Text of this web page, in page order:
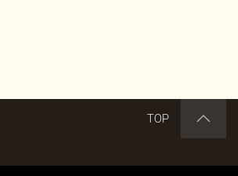
TOP